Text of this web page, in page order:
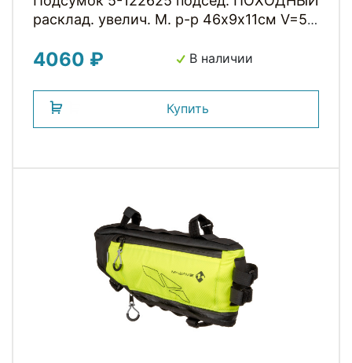
расклад. увелич. M. р-р 46х9х11см V=5л
4060 ₽ В наличии
Купить